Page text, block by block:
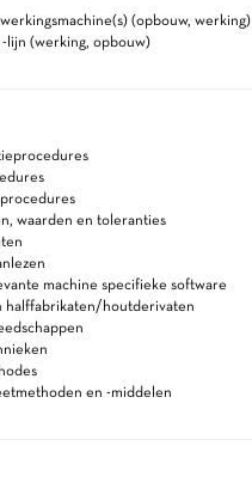
(opbouw, werking)
lijn (werking, opbouw)
waarden en toleranties
machine specifieke software
halffabrikaten/houtderivaten
en -middelen